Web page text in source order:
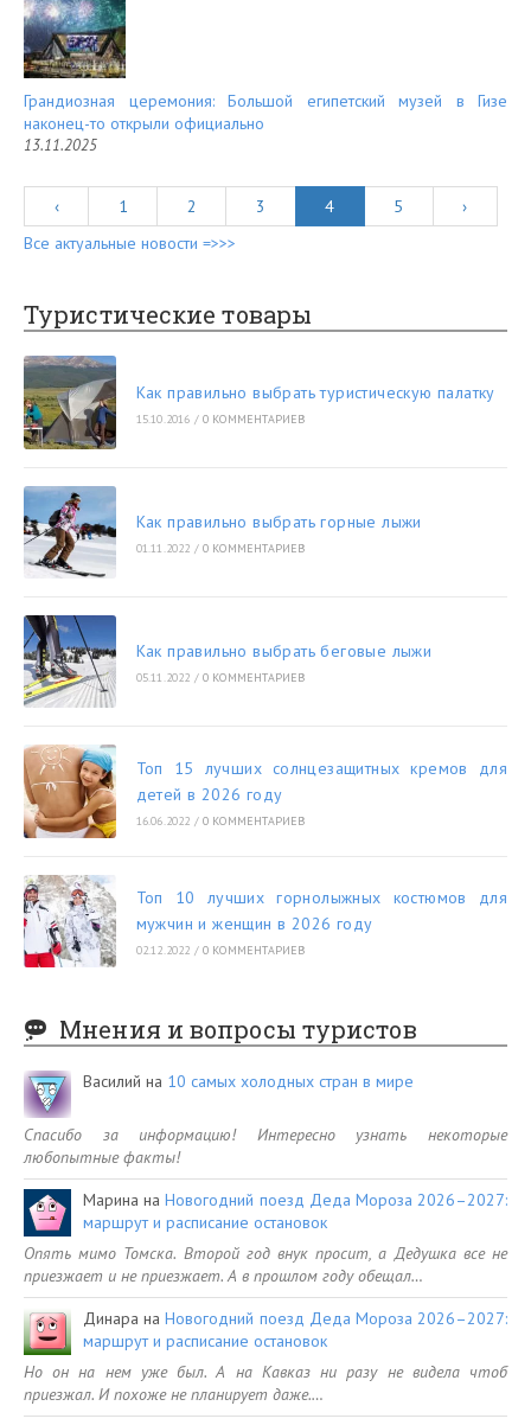
Грандиозная церемония: Большой египетский музей в Гизе
наконец-то открыли официально
13.11.2025
‹ 1 2 3 4 5
›
Все актуальные новости =>>>
Туристические товары
Как правильно выбрать туристическую палатку
15.10.2016 / 0 КОММЕНТАРИЕВ
Как правильно выбрать горные лыжи
01.11.2022 / 0 КОММЕНТАРИЕВ
Как правильно выбрать беговые лыжи
05.11.2022 / 0 КОММЕНТАРИЕВ
Топ 15 лучших солнцезащитных кремов для
детей в 2026 году
16.06.2022 / 0 КОММЕНТАРИЕВ
Топ 10 лучших горнолыжных костюмов для
мужчин и женщин в 2026 году
02.12.2022 / 0 КОММЕНТАРИЕВ
Мнения и вопросы туристов
Василий на 10 самых холодных стран в мире
Спасибо за информацию! Интересно узнать некоторые
любопытные факты!
Марина наНовогодний поезд Деда Мороза 2026–2027:
маршрут и расписание остановок
Опять мимо Томска. Второй год внук просит, а Дедушка все не
приезжает и не приезжает. А в прошлом году обещал…
Динара наНовогодний поезд Деда Мороза 2026–2027:
маршрут и расписание остановок
Но он на нем уже был. А на Кавказ ни разу не видела чтоб
приезжал. И похоже не планирует даже.…